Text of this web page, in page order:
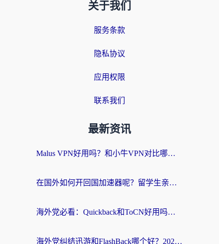
关于我们
服务条款
隐私协议
应用权限
联系我们
最新资讯
Malus VPN好用吗？和小牛VPN对比哪个回国效果更好？海外党亲测实用指南
在国外如何开回国加速器呢？留学生亲测的无缝访问国内资源指南
海外党必看：Quickback和ToCN好用吗？3分钟选对回国加速器的实用指南
海外党纠结迅游和FlashBack哪个好？2026实用指南教你选对回国加速器